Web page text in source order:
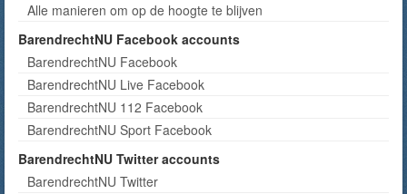
Alle manieren om op de hoogte te blijven
BarendrechtNU Facebook accounts
BarendrechtNU Facebook
BarendrechtNU Live Facebook
BarendrechtNU 112 Facebook
BarendrechtNU Sport Facebook
BarendrechtNU Twitter accounts
BarendrechtNU Twitter